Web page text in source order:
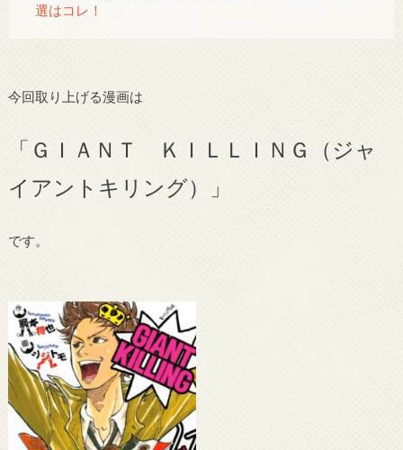
選はコレ！
今回取り上げる漫画は
「ＧＩＡＮＴ ＫＩＬＬＩＮＧ（ジャ
イアントキリング）」
です。